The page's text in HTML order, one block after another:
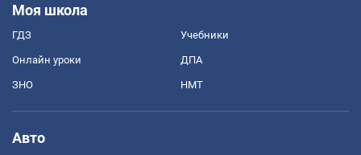
Моя школа
ГДЗ Учебники
Онлайн уроки ДПА
ЗНО НМТ
Авто